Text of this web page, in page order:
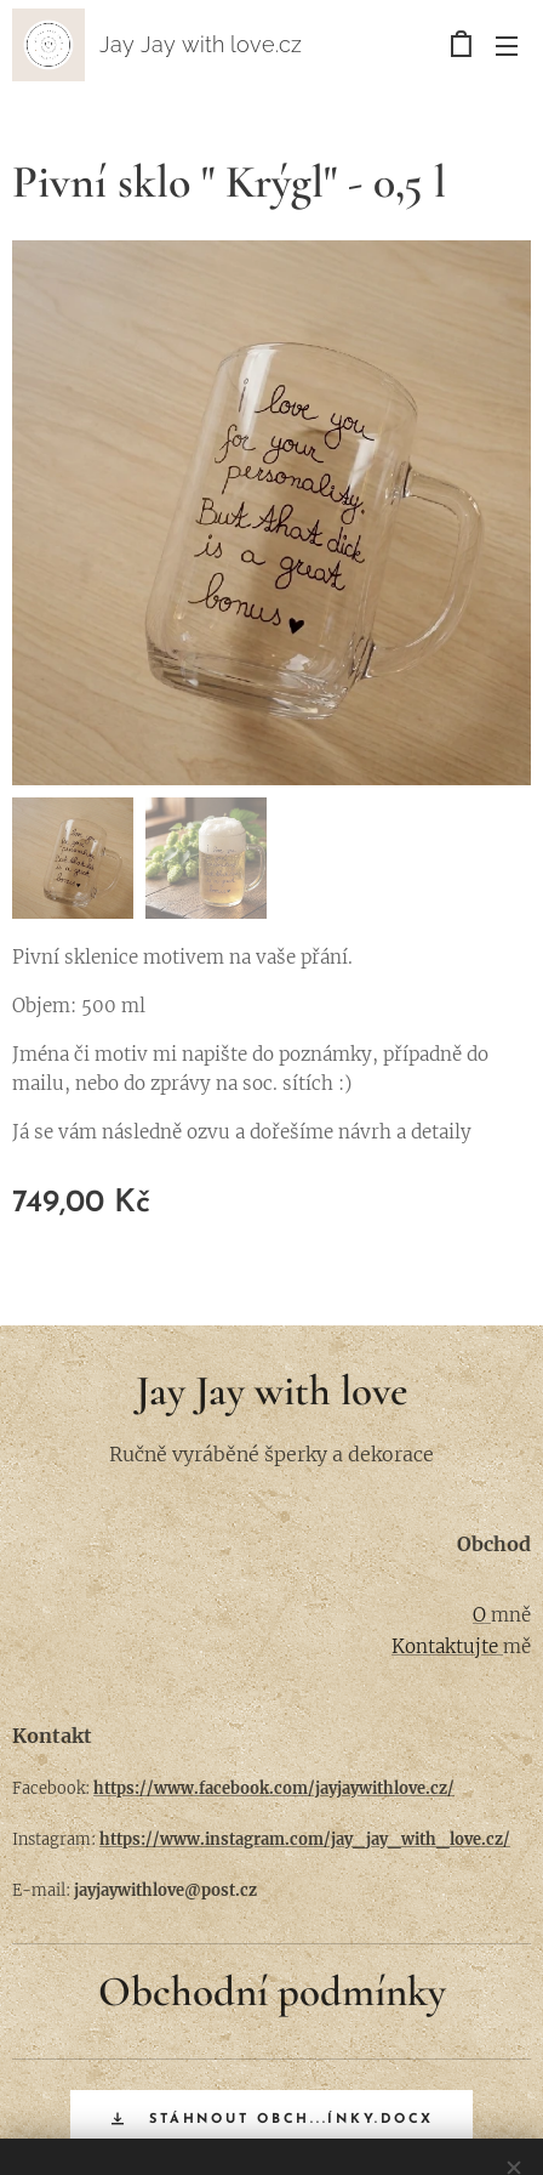
Jay Jay with love.cz
Pivní sklo " Krýgl" - 0,5 l
Pivní sklenice motivem na vaše přání.
Objem: 500 ml
Jména či motiv mi napište do poznámky, případně do
mailu, nebo do zprávy na soc. sítích :)
Já se vám následně ozvu a dořešíme návrh a detaily ♥
749,00 Kč
Jay Jay with love
Ručně vyráběné šperky a dekorace
Obchod
Omně
Kontaktujtemě
Kontakt
Facebook:https://www.facebook.com/jayjaywithlove.cz/
Instagram:https://www.instagram.com/jay_jay_with_love.cz/
E-mail:jayjaywithlove@post.cz
Obchodní podmínky
STÁHNOUT OBCH...ÍNKY.DOCX